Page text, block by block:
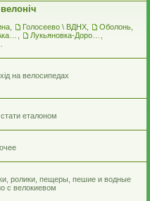
Голосеево \ ВДНХ Оболонь
на велосипедах
еталоном
ролики, пещеры, пешие и водные
с велокиевом